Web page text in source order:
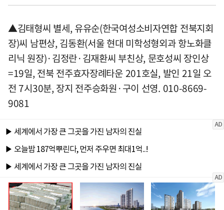
▲김태형씨 별세, 유유순(한국여성소비자연합 전북지회
장)씨 남편상, 김동환(서울 현대 미학성형외과 항노화클
리닉 원장)·김정란·김재환씨 부친상, 문호성씨 장인상
=19일, 전북 전주효자장례타운 201호실, 발인 21일 오
전 7시30분, 장지 전주승화원·구이 선영. 010-8669-
9081